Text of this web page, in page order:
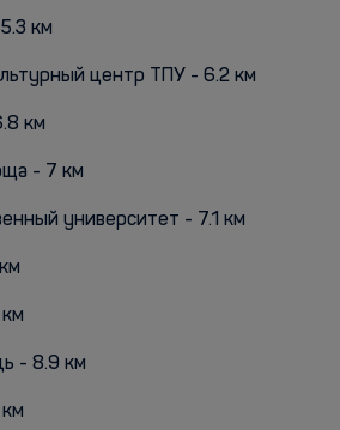
км
центр ТПУ - 6.2 км
км
- 7 км
университет - 7.1 км
- 8.9 км